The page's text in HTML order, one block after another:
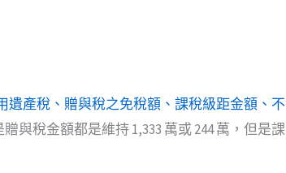
遺產稅、贈與稅之免稅額、課稅級距金額、不
與稅金額都是維持 1,333 萬或 244 萬，但是課